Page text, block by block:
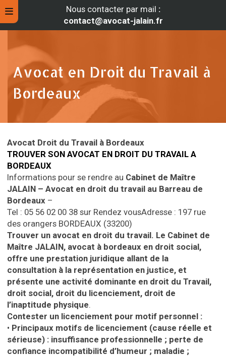
Nous contacter par mail :
contact@avocat-jalain.fr
Avocat en Droit du Travail à
Bordeaux
Avocat Droit du Travail à Bordeaux
TROUVER SON AVOCAT EN DROIT DU TRAVAIL A
BORDEAUX
Informations pour se rendre au Cabinet de Maître
JALAIN – Avocat en droit du travail au Barreau de
Bordeaux –
Tel : 05 56 02 00 38 sur Rendez vousAdresse : 197 rue
des orangers BORDEAUX (33200)
Trouver un avocat en droit du travail. Le Cabinet de
Maître JALAIN, avocat à bordeaux en droit social,
offre une prestation juridique allant de la
consultation à la représentation en justice, et
présente une activité dominante en droit du Travail,
droit social, droit du licenciement, droit de
l’inaptitude physique.
Contester un licenciement pour motif personnel :
• Principaux motifs de licenciement (cause réelle et
sérieuse) : insuffisance professionnelle ; perte de
confiance incompatibilité d’humeur ; maladie ;